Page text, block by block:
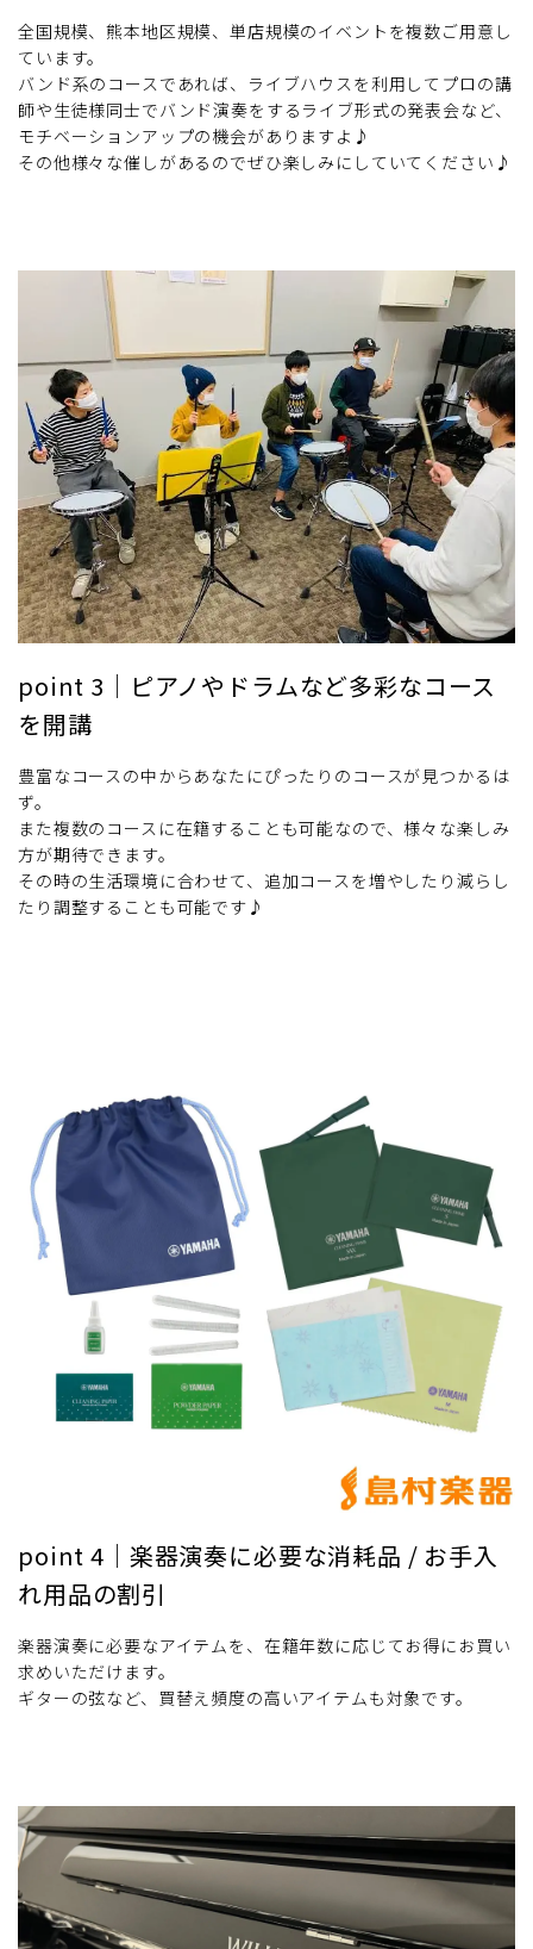
全国規模、熊本地区規模、単店規模のイベントを複数ご用意し
ています。
バンド系のコースであれば、ライブハウスを利用してプロの講
師や生徒様同士でバンド演奏をするライブ形式の発表会など、
モチベーションアップの機会がありますよ♪
その他様々な催しがあるのでぜひ楽しみにしていてください♪
point 3｜ピアノやドラムなど多彩なコース
を開講
豊富なコースの中からあなたにぴったりのコースが見つかるは
ず。
また複数のコースに在籍することも可能なので、様々な楽しみ
方が期待できます。
その時の生活環境に合わせて、追加コースを増やしたり減らし
たり調整することも可能です♪
point 4｜楽器演奏に必要な消耗品 / お手入
れ用品の割引
楽器演奏に必要なアイテムを、在籍年数に応じてお得にお買い
求めいただけます。
ギターの弦など、買替え頻度の高いアイテムも対象です。